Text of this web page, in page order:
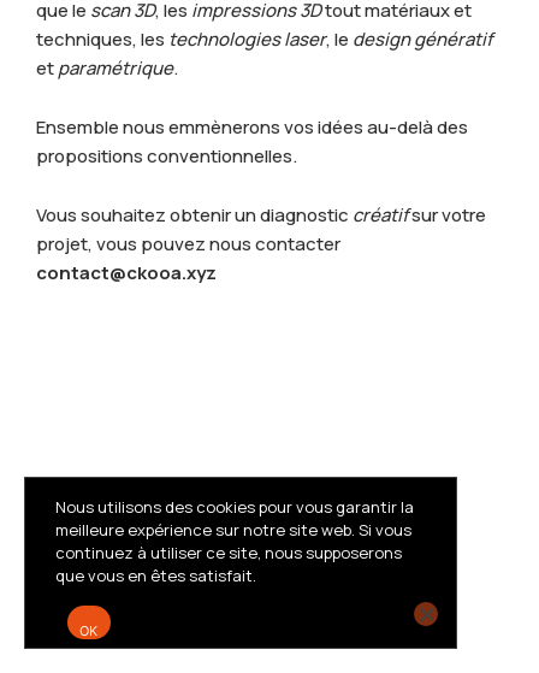
que le scan 3D, les impressions 3Dtout matériaux et
techniques, les technologies laser, le design génératif
etparamétrique.
Ensemble nous emmènerons vos idées au-delà des
propositions conventionnelles.
Vous souhaitez obtenir un diagnostic créatifsur votre
projet, vous pouvez nous contacter
contact@ckooa.xyz
Nous utilisons des cookies pour vous garantir la
meilleure expérience sur notre site web. Si vous
continuez à utiliser ce site, nous supposerons
que vous en êtes satisfait.
OK